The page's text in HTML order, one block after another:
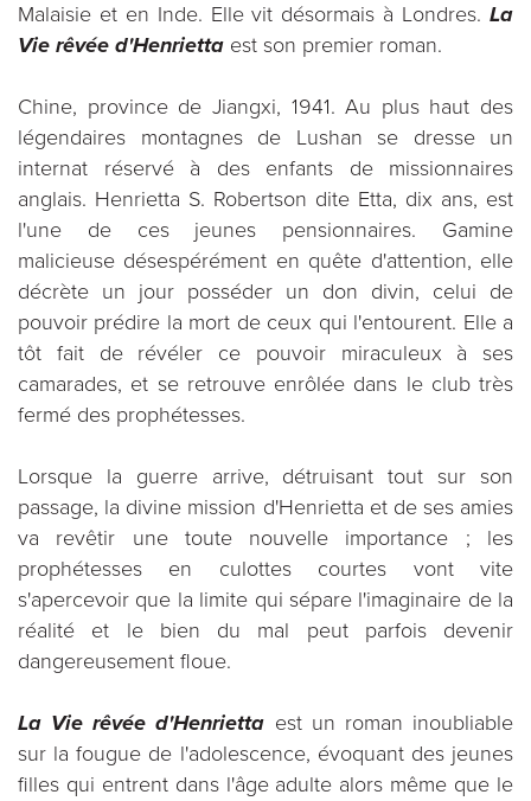
Malaisie et en Inde. Elle vit désormais à Londres. La
Vie rêvée d'Henrietta est son premier roman.
Chine, province de Jiangxi, 1941. Au plus haut des
légendaires montagnes de Lushan se dresse un
internat réservé à des enfants de missionnaires
anglais. Henrietta S. Robertson dite Etta, dix ans, est
l'une de ces jeunes pensionnaires. Gamine
malicieuse désespérément en quête d'attention, elle
décrète un jour posséder un don divin, celui de
pouvoir prédire la mort de ceux qui l'entourent. Elle a
tôt fait de révéler ce pouvoir miraculeux à ses
camarades, et se retrouve enrôlée dans le club très
fermé des prophétesses.
Lorsque la guerre arrive, détruisant tout sur son
passage, la divine mission d'Henrietta et de ses amies
va revêtir une toute nouvelle importance ; les
prophétesses en culottes courtes vont vite
s'apercevoir que la limite qui sépare l'imaginaire de la
réalité et le bien du mal peut parfois devenir
dangereusement floue.
La Vie rêvée d'Henrietta est un roman inoubliable
sur la fougue de l'adolescence, évoquant des jeunes
filles qui entrent dans l'âge adulte alors même que le